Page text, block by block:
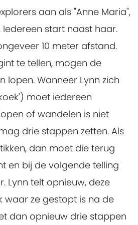
aan als "Anne Maria",
Iedereen start naast haar.
10 meter afstand.
te tellen, mogen de
lopen. Wanneer Lynn zich
moet iedereen
of wandelen is niet
drie stappen zetten. Als
dan moet die terug
en bij de volgende telling
Lynn telt opnieuw, deze
waar ze gestopt is na de
dan opnieuw drie stappen